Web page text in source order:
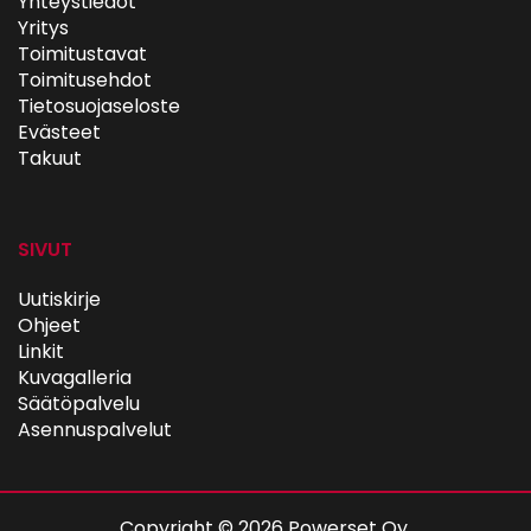
Yritys
Toimitustavat
Toimitusehdot
Tietosuojaseloste
Evästeet
Takuut
SIVUT
Uutiskirje
Ohjeet
Linkit
Kuvagalleria
Säätöpalvelu
Asennuspalvelut